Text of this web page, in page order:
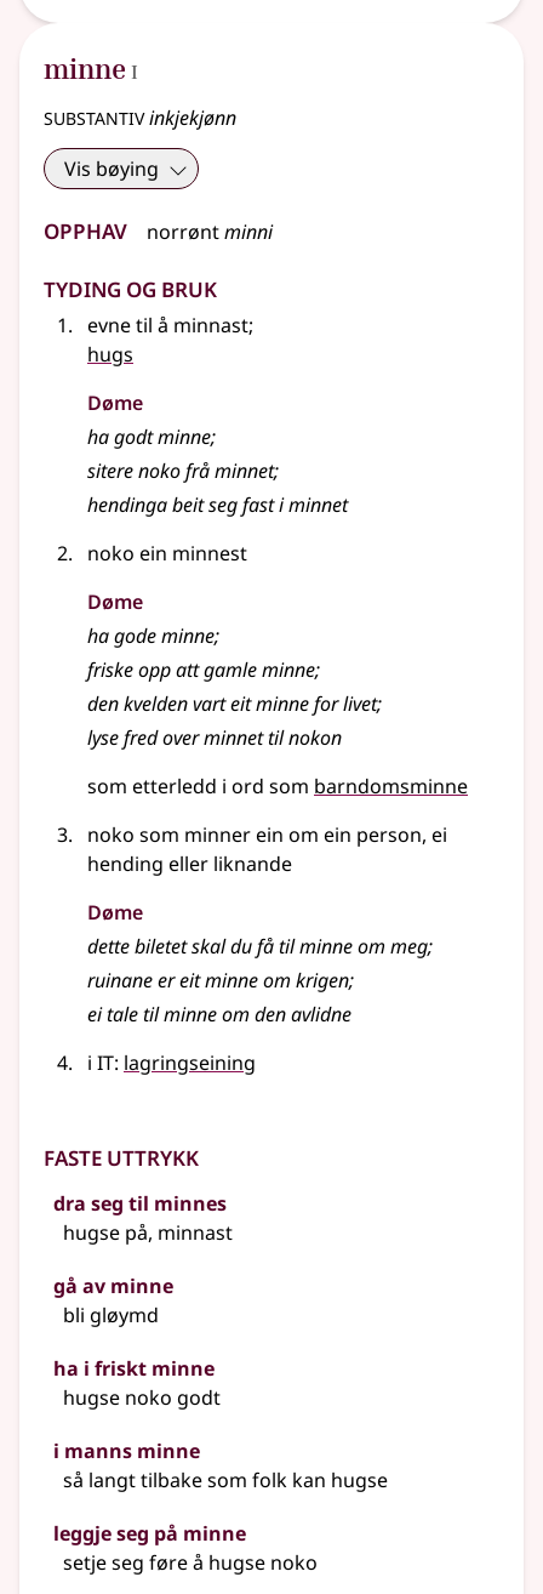
minne 1
I
substantivinkjekjønn
Vis bøying
Opphav norrøntminni
Tyding og bruk
evne til å minnast;
hugs
Døme
ha godt minne;
sitere noko frå minnet;
hendinga beit seg fast i minnet
noko ein minnest
Døme
ha gode minne;
friske opp att gamle minne;
den kvelden vart eit minne for livet;
lyse fred over minnet til nokon
som etterledd i ord som barndomsminne
noko som minner ein om ein person, ei
hending eller liknande
Døme
dette biletet skal du få til minne om meg;
ruinane er eit minne om krigen;
ei tale til minne om den avlidne
i IT: lagringseining
Faste uttrykk
dra seg til minnes
hugse på, minnast
gå av minne
bli gløymd
ha i friskt minne
hugse noko godt
i manns minne
så langt tilbake som folk kan hugse
leggje seg på minne
setje seg føre å hugse noko